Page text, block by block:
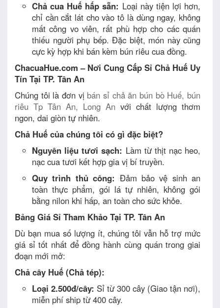
Chả cua Huế hấp sẵn: Loại này tiện lợi hơn,
chỉ cần cắt lát cho vào tô là dùng ngay, không
mất công vo viên, rất phù hợp cho các quán
thiếu người phụ bếp. Đặc biệt, món này cũng
cực kỳ hợp khi bán kèm bún riêu cua đồng.
ChacuaHue.com – Nơi Cung Cấp Sỉ Chả Huế Uy
Tín Tại TP. Tân An
Chúng tôi là đơn vị bán sỉ chả ăn bún bò Huế, bún
riêu Tp Tân An, Long An với chất lượng thơm
ngon, dai giòn tự nhiên.
Chả Huế của chúng tôi có gì đặc biệt?
Nguyên liệu tươi sạch: Làm từ thịt nạc heo,
nạc cua tươi kết hợp gia vị bí truyền.
Quy trình thủ công: Đảm bảo vệ sinh an
toàn thực phẩm, gói lá tự nhiên, không gói
bằng nilon khi hấp, an toàn cho sức khỏe.
Bảng Giá Sỉ Tham Khảo Tại TP. Tân An
Dù bạn mua số lượng ít, chúng tôi vẫn hỗ trợ mức
giá sỉ tốt nhất để đồng hành cùng quán trong giai
đoạn mới mở:
Chả cây Huế (Chả tép):
Loại 2.500đ/cây: Sỉ từ 300 cây (Giao tận nơi),
miễn phí ship từ 400 cây.